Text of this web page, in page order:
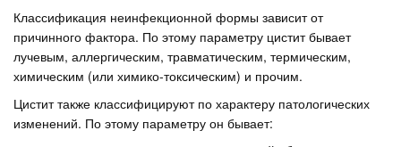
Классификация неинфекционной формы зависит от
причинного фактора. По этому параметру цистит бывает
лучевым, аллергическим, травматическим, термическим,
химическим (или химико-токсическим) и прочим.
Цистит также классифицируют по характеру патологических
изменений. По этому параметру он бывает: